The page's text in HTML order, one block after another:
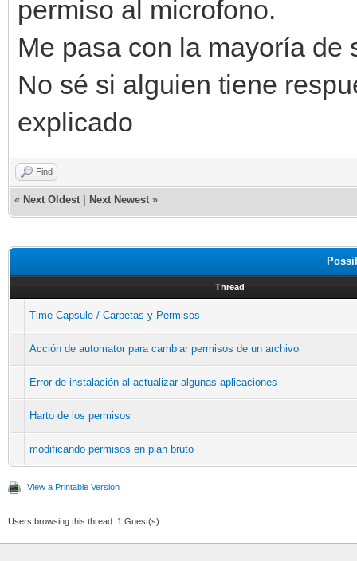
permiso al microfono.
Me pasa con la mayoría de
No sé si alguien tiene
explicado
Find
« Next Oldest Next Newest »
Thread
Time Capsule / Carpetas y Permisos
Acción de automator para cambiar permisos de un archivo
Error de instalación al actualizar algunas aplicaciones
Harto de los permisos
modificando permisos en plan bruto
View a Printable Version
Users browsing this thread: 1 Guest(s)